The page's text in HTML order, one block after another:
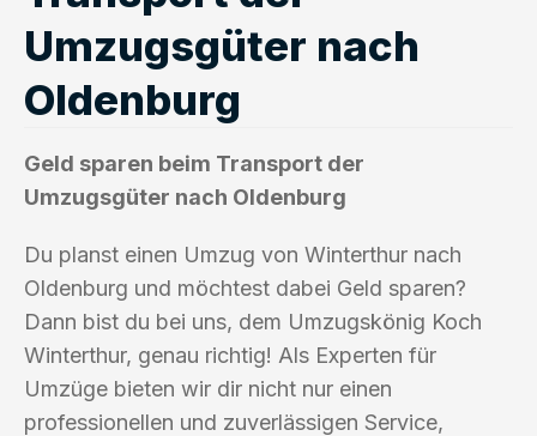
Umzugsgüter nach
Oldenburg
Geld sparen beim Transport der
Umzugsgüter nach Oldenburg
Du planst einen Umzug von Winterthur nach
Oldenburg und möchtest dabei Geld sparen?
Dann bist du bei uns, dem Umzugskönig Koch
Winterthur, genau richtig! Als Experten für
Umzüge bieten wir dir nicht nur einen
professionellen und zuverlässigen Service,